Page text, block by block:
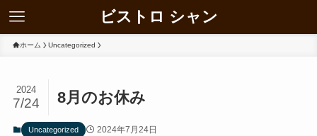
ビストロ シャン
ホーム Uncategorized
8月のお休み
2024
7/24
Uncategorized 2024年7月24日